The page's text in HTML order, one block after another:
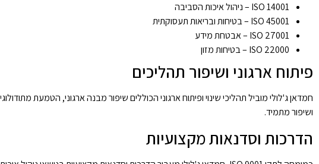
ISO 14001 – ניהול איכות הסביבה
ISO 45001 – בטיחות ובריאות תעסוקתית
ISO 27001 – אבטחת מידע
ISO 22000 – בטיחות מזון
פיתוח ארגוני ושיפור תהליכים
ושיפור מתמיד.
הדרכות וסדנאות מקצועיות